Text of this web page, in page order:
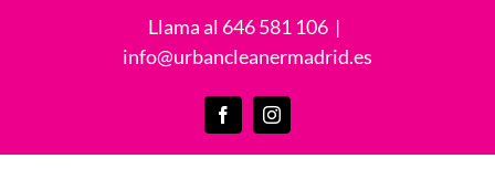
Llama al 646 581 106 |
info@urbancleanermadrid.es
FacebookInstagram